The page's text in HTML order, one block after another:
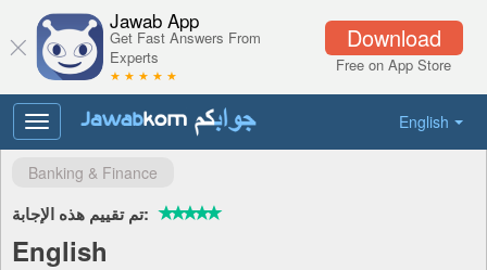
Download
Free on App Store
Jawab App
Get Fast Answers From
Experts
★ ★ ★ ★ ★
English
Toggle
navigation
Banking & Finance
تم تقييم هذه الإجابة:
English